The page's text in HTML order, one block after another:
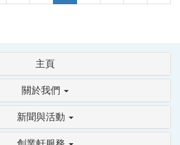
主頁
關於我們
新聞與活動